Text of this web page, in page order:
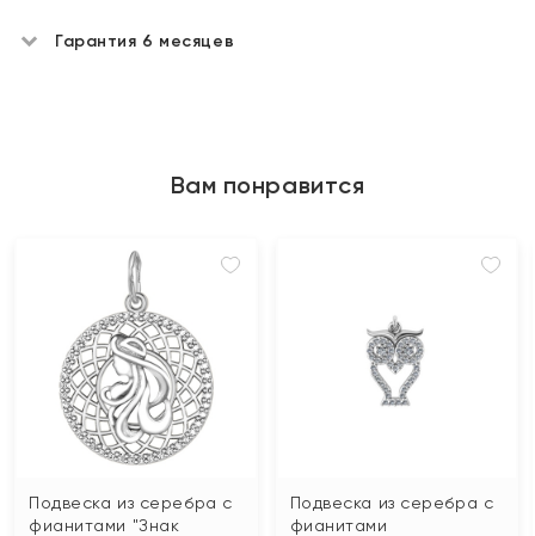
Гарантия 6 месяцев
Вам понравится
Подвеска из серебра с
фианитами "Знак
Подвеска из серебра с
фианитами